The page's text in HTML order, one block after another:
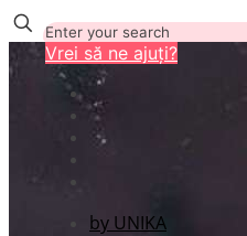
Vrei să ne ajuți?
by UNIKA